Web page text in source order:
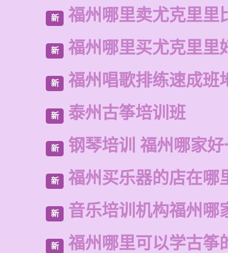
新 福州哪里卖尤克里里
新 福州哪里买尤克里里
新 福州唱歌排练速成班
新 泰州古筝培训班
新 钢琴培训 福州哪家
新 福州买乐器的店在哪
新 音乐培训机构福州哪
新 福州哪里可以学古筝